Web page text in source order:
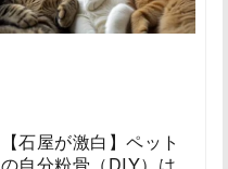
【石屋が激白】ペット
の自分粉骨（DIY）は